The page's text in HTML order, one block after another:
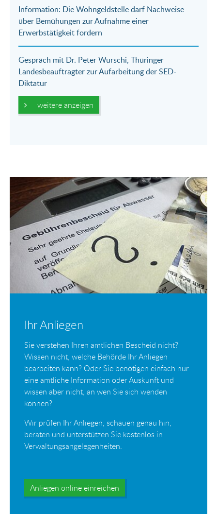
Information: Die Wohngeldstelle darf Nachweise
über Bemühungen zur Aufnahme einer
Erwerbstätigkeit fordern
Gespräch mit Dr. Peter Wurschi, Thüringer
Landesbeauftragter zur Aufarbeitung der SED-
Diktatur
weitere anzeigen
Ihr Anliegen
Sie verstehen Ihren amtlichen Bescheid nicht?
Wissen nicht, welche Behörde Ihr Anliegen
bearbeiten kann? Oder Sie benötigen einfach nur
eine amtliche Information oder Auskunft und
wissen aber nicht, an wen Sie sich wenden
können?
Wir prüfen Ihr Anliegen, schauen genau hin,
beraten und unterstützen Sie kostenlos in
Verwaltungsangelegenheiten.
Anliegen online einreichen